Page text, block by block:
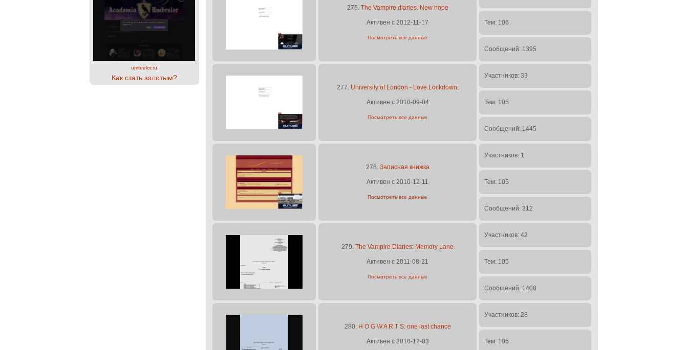
umbrelor.ru
Как стать золотым?
276. The Vampire diaries. New hope
Активен с 2012-11-17
Посмотреть все данные
Тем: 106
Сообщений: 1395
277. University of London - Love Lockdown;
Активен с 2010-09-04
Посмотреть все данные
Участников: 33
Тем: 105
Сообщений: 1445
278. Записная книжка
Активен с 2010-12-11
Посмотреть все данные
Участников: 1
Тем: 105
Сообщений: 312
279. The Vampire Diaries: Memory Lane
Активен с 2011-08-21
Посмотреть все данные
Участников: 42
Тем: 105
Сообщений: 1400
280. H O G W A R T S: one last chance
Активен с 2010-12-03
Участников: 28
Тем: 105